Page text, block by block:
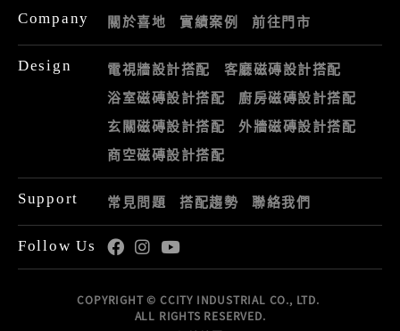
Company 關於喜地 實績案例 前往門市
Design 電視牆設計搭配
客廳磁磚設計搭配
浴室磁磚設計搭配
廚房磁磚設計搭配
玄關磁磚設計搭配
外牆磁磚設計搭配
商空磁磚設計搭配
Support 常見問題 搭配趨勢 聯絡我們
Follow Us
COPYRIGHT © CCITY INDUSTRIAL CO., LTD.
ALL RIGHTS RESERVED.